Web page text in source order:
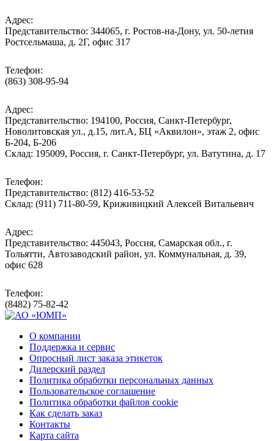
Адрес:
Представительство: 344065, г. Ростов-на-Дону, ул. 50-летия
Ростсельмаша, д. 2Г, офис 317
Телефон:
(863) 308-95-94
Адрес:
Представительство: 194100, Россия, Санкт-Петербург,
Новолитовская ул., д.15, лит.А, БЦ «Аквилон», этаж 2, офис
Б-204, Б-206
Склад: 195009, Россия, г. Санкт-Петербург, ул. Ватутина, д. 17
Телефон:
Представительство: (812) 416-53-52
Склад: (911) 711-80-59, Криживицкий Алексей Витальевич
Адрес:
Представительство: 445043, Россия, Самарская обл., г.
Тольятти, Автозаводский район, ул. Коммунальная, д. 39,
офис 628
Телефон:
(8482) 75-82-42
О компании
Поддержка и сервис
Опросный лист заказа этикеток
Дилерский раздел
Политика обработки персональных данных
Пользовательское соглашение
Политика обработки файлов cookie
Как сделать заказ
Контакты
Карта сайта